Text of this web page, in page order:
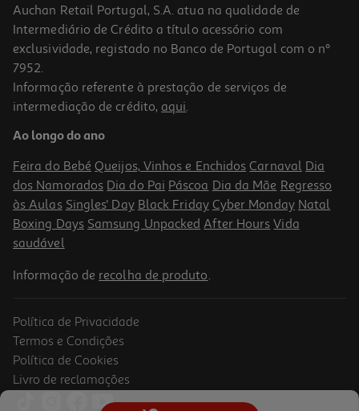
Livro Oceano-Livro De Atividades Make Believe Ideas
9.89 €/un
PVP de editor
9,89 €
-10%
Livro Bluey: Superautocolantes - Livro De Atividades
Auchan Retail Portugal, S.A. atua na qualidade de
Intermediário de Crédito a título acessório com
exclusividade, registado no Banco de Portugal com o nº
7952.
Informação referente à prestação de serviços de
intermediação de crédito, aqui.
Ao longo do ano
Feira do Bebé Queijos, Vinhos e Enchidos Carnaval Dia
dos Namorados Dia do Pai Páscoa Dia da Mãe Regresso
às Aulas Singles' Day Black Friday Cyber Monday Natal
Boxing Days Samsung Unpacked After Hours Vida
saudável
Informação de recolha de produto.
Política de Privacidade
Termos e Condições
Política de Cookies
Livro de reclamações